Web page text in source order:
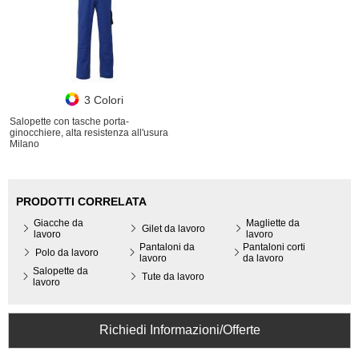
3 Colori
Salopette con tasche porta-
ginocchiere, alta resistenza all'usura
Milano
PRODOTTI CORRELATA
Giacche da
lavoro
Gilet da lavoro
Magliette da
lavoro
Polo da lavoro
Pantaloni da
lavoro
Pantaloni corti
da lavoro
Salopette da
lavoro
Tute da lavoro
Richiedi Informazioni/Offerte